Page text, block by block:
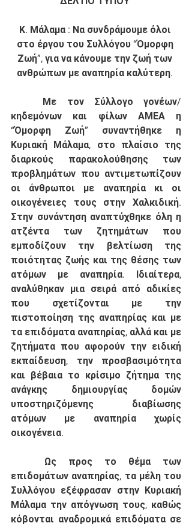
Κ. Μάλαμα : Να συνδράμουμε όλοι
στο έργου του Συλλόγου “Όμορφη
Ζωή”, για να κάνουμε την ζωή των
ανθρώπων με αναπηρία καλύτερη.
κηδεμόνων και φίλων ΑΜΕΑ η
“Όμορφη Ζωή” συναντήθηκε η
Κυριακή Μάλαμα, στο πλαίσιο της
διαρκούς παρακολούθησης των
προβλημάτων που αντιμετωπίζουν
οι άνθρωποι με αναπηρία κι οι
οικογένειες τους στην Χαλκιδική.
Στην συνάντηση αναπτύχθηκε όλη η
ατζέντα των ζητημάτων που
εμποδίζουν την βελτίωση της
ποιότητας ζωής και της θέσης των
ατόμων με αναπηρία. Ιδιαίτερα,
αναλύθηκαν μια σειρά από αδικίες
που σχετίζονται με την
πιστοποίηση της αναπηρίας και με
τα επιδόματα αναπηρίας, αλλά και με
ζητήματα που αφορούν την ειδική
εκπαίδευση, την προσβασιμότητα
και βέβαια το κρίσιμο ζήτημα της
ανάγκης δημιουργίας δομών
υποστηριζόμενης διαβίωσης
ατόμων με αναπηρία χωρίς
οικογένεια.
επιδομάτων αναπηρίας, τα μέλη του
Συλλόγου εξέφρασαν στην Κυριακή
Μάλαμα την απόγνωση τους, καθώς
κόβονται αναδρομικά επιδόματα σε